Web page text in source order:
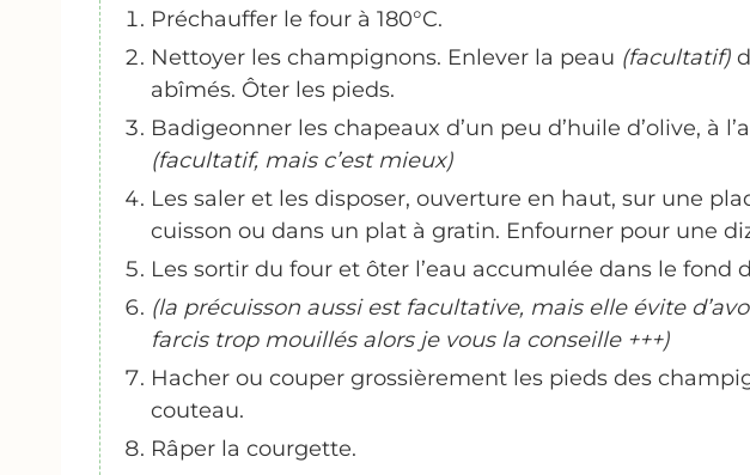
Préchauffer le four à 180°C.
Nettoyer les champignons. Enlever la peau (facultatif)
abîmés. Ôter les pieds.
Badigeonner les chapeaux d’un peu d’huile d’olive, à
(facultatif, mais c’est mieux)
Les saler et les disposer, ouverture en haut, sur une
cuisson ou dans un plat à gratin. Enfourner pour une
Les sortir du four et ôter l’eau accumulée dans le fond
(la précuisson aussi est facultative, mais elle évite
farcis trop mouillés alors je vous la conseille +++)
Hacher ou couper grossièrement les pieds des
couteau.
Râper la courgette.